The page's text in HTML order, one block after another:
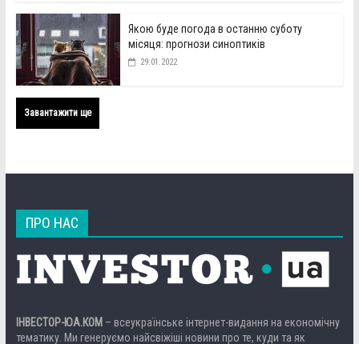
Якою буде погода в останню суботу
місяця: прогнози синоптиків
29.01.2022
Завантажити ще
ПРО НАС
ІНВЕСТОР-ЮА.КОМ – всеукраїнське інтернет-видання на економічну
тематику. Ми генеруємо найсвіжіші новини про те, куди та як